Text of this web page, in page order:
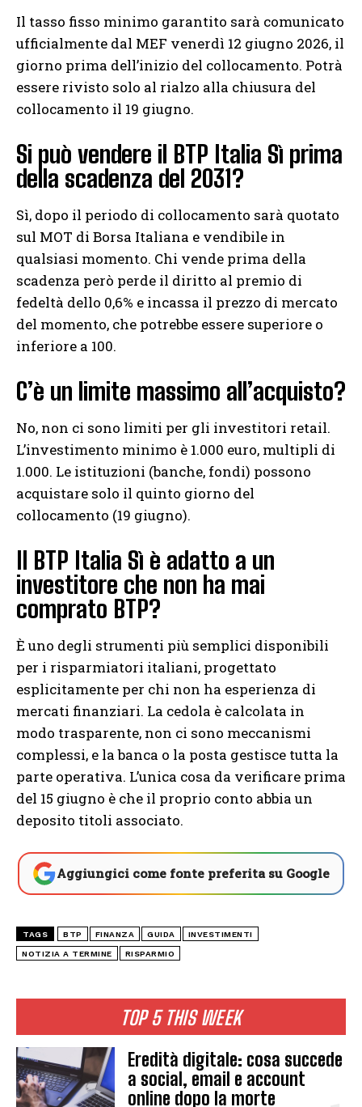
TOP 5 THIS WEEK
Eredità digitale: cosa succede
a social, email e account
online dopo la morte
Il tasso fisso minimo garantito sarà comunicato
ufficialmente dal MEF venerdì 12 giugno 2026, il
giorno prima dell’inizio del collocamento. Potrà
essere rivisto solo al rialzo alla chiusura del
collocamento il 19 giugno.
Si può vendere il BTP Italia Sì prima
della scadenza del 2031?
Sì, dopo il periodo di collocamento sarà quotato
sul MOT di Borsa Italiana e vendibile in
qualsiasi momento. Chi vende prima della
scadenza però perde il diritto al premio di
fedeltà dello 0,6% e incassa il prezzo di mercato
del momento, che potrebbe essere superiore o
inferiore a 100.
C’è un limite massimo all’acquisto?
No, non ci sono limiti per gli investitori retail.
L’investimento minimo è 1.000 euro, multipli di
1.000. Le istituzioni (banche, fondi) possono
acquistare solo il quinto giorno del
collocamento (19 giugno).
Il BTP Italia Sì è adatto a un
investitore che non ha mai
comprato BTP?
È uno degli strumenti più semplici disponibili
per i risparmiatori italiani, progettato
esplicitamente per chi non ha esperienza di
mercati finanziari. La cedola è calcolata in
modo trasparente, non ci sono meccanismi
complessi, e la banca o la posta gestisce tutta la
parte operativa. L’unica cosa da verificare prima
del 15 giugno è che il proprio conto abbia un
deposito titoli associato.
Aggiungici come fonte preferita su Google
TAGS BTP FINANZA GUIDA INVESTIMENTI
NOTIZIA A TERMINE RISPARMIO